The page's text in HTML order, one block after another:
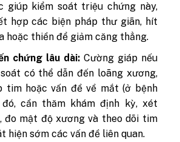
giúp kiểm soát triệu chứng này,
hợp các biện pháp thư giãn, hít
hoặc thiền để giảm căng thẳng.
chứng lâu dài:Cường giáp nếu
có thể dẫn đến loãng xương,
tim hoặc vấn đề về mắt (ở bệnh
đó, cần thăm khám định kỳ, xét
đo mật độ xương và theo dõi tim
hiện sớm các vấn đề liên quan.